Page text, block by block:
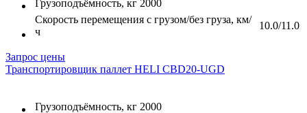
Грузоподъёмность, кг 2000
Скорость перемещения с грузом/без груза, км/
ч
10.0/11.0
Запрос цены
Транспортировщик паллет HELI CBD20-UGD
Грузоподъёмность, кг 2000